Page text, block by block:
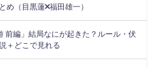
め（目黒蓮×福田雄一）
前編」結局なにが起きた？ルール・伏
＋どこで見れる